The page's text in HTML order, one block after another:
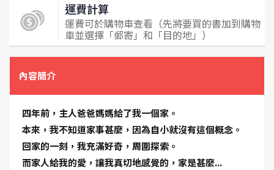
運費計算
運費可於購物車查看（先將要買的書加到購物
車並選擇「郵寄」和「目的地」）
內容簡介
四年前，主人爸爸媽媽給了我一個家。
本來，我不知道家事甚麼，因為自小就沒有這個概念。
回家的一刻，我充滿好奇，周圍探索。
而家人給我的愛，讓我真切地感覺的，家是甚麼...